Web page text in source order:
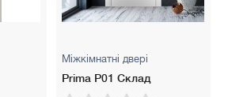
Міжкімнатні двері
Prima P01 Склад